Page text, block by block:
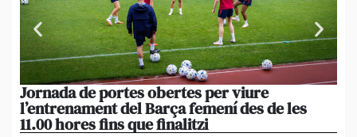
Jornada de portes obertes per viure
l’entrenament del Barça femení des de les
11.00 hores fins que finalitzi